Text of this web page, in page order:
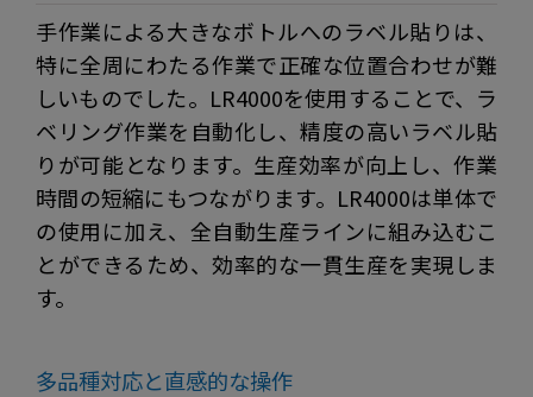
手作業による大きなボトルへのラベル貼りは、
特に全周にわたる作業で正確な位置合わせが難
しいものでした。LR4000を使用することで、ラ
ベリング作業を自動化し、精度の高いラベル貼
りが可能となります。生産効率が向上し、作業
時間の短縮にもつながります。LR4000は単体で
の使用に加え、全自動生産ラインに組み込むこ
とができるため、効率的な一貫生産を実現しま
す。
多品種対応と直感的な操作